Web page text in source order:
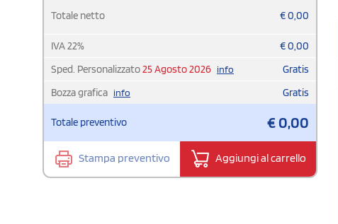
Totale netto
€0,00
IVA22% €0,00
Sped. Personalizzato25 Agosto 2026 info
Gratis
Bozza grafica info Gratis
Totale preventivo €0,00
Stampa preventivo Aggiungi al carrello